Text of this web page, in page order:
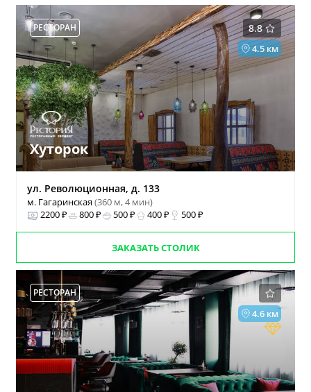
8.8
РЕСТОРАН
4.5 км
Хуторок
ул. Революционная, д. 133
м. Гагаринская(360 м, 4 мин)
2200 ₽
800 ₽ 500 ₽ 400 ₽ 500 ₽
ЗАКАЗАТЬ СТОЛИК
РЕСТОРАН
4.6 км